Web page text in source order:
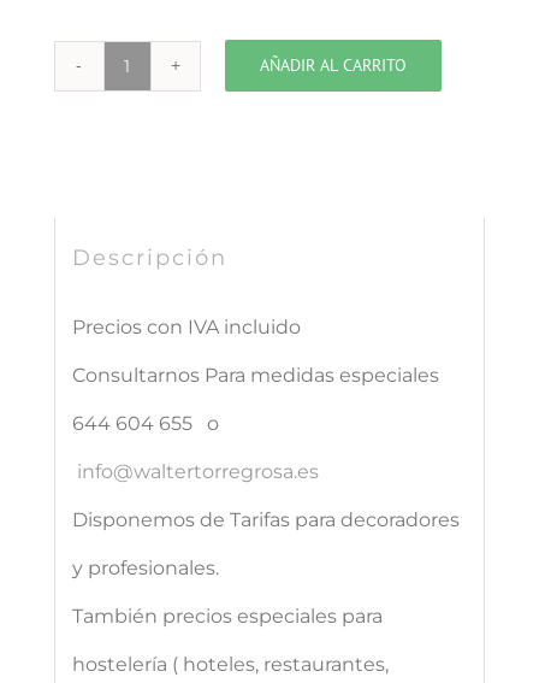
MADRID
AÑADIR AL CARRITO
Descripción
Precios con IVA incluido
Consultarnos Para medidas especiales
644 604 655 o
info@waltertorregrosa.es
Disponemos de Tarifas para decoradores
y profesionales.
También precios especiales para
hostelería ( hoteles, restaurantes,